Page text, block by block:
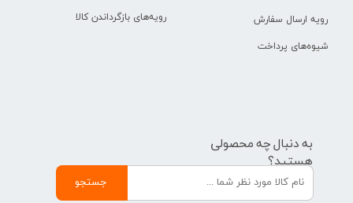
رویه ارسال سفارش
شیوه‌های پرداخت
رویه‌های بازگرداندن کالا
به دنبال چه محصولی
هستید؟
جستجو